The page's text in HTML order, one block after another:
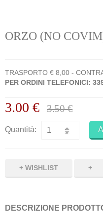
ORZO (NO
TRASPORTO € 8,00 -
PER ORDINI TELEFONICI:
3.00 € 3.50 €
Quantità:
+
DESCRIZIONE